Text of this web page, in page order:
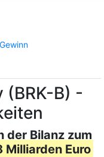
Gewinn
(BRK-B) -
der Bilanz zum
Milliarden Euro